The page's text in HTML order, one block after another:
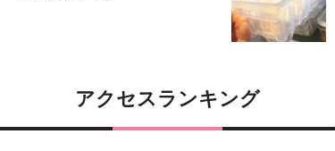
アクセスランキング